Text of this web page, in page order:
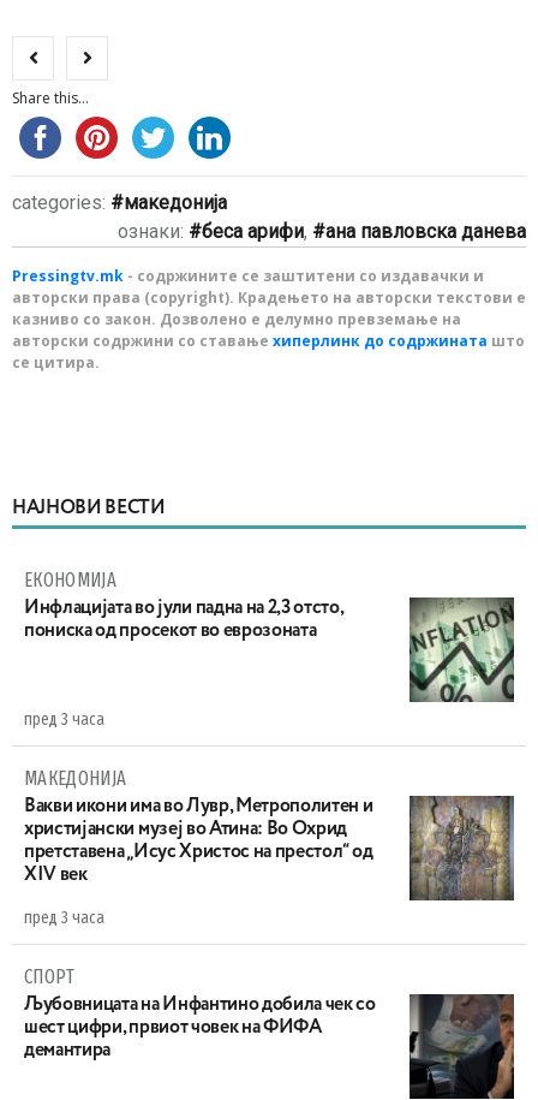
Share this...
categories:
македонија
ознаки:
беса арифи, ана павловска данева
Pressingtv.mk - содржините се заштитени со издавачки и
авторски права (copyright). Крадењето на авторски текстови е
казниво со закон. Дозволено е делумно превземање на
авторски содржини со ставање хиперлинк до содржината што
се цитира.
НАЈНОВИ ВЕСТИ
ЕКОНОМИЈА
Инфлацијата во јули падна на 2,3 отсто,
пониска од просекот во еврозоната
пред 3 часа
МАКЕДОНИЈА
Вакви икони има во Лувр, Метрополитен и
христијански музеј во Атина: Во Охрид
претставена „Исус Христос на престол“ од
XIV век
пред 3 часа
СПОРТ
Љубовницата на Инфантино добила чек со
шест цифри, првиот човек на ФИФА
демантира